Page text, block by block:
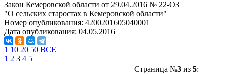
Закон Кемеровской области от 29.04.2016 № 22-ОЗ
"О сельских старостах в Кемеровской области"
Номер опубликования: 4200201605040001
Дата опубликования: 04.05.2016
1 10 20 50 ВСЕ
1 2 3 4 5
Страница №3из 5: